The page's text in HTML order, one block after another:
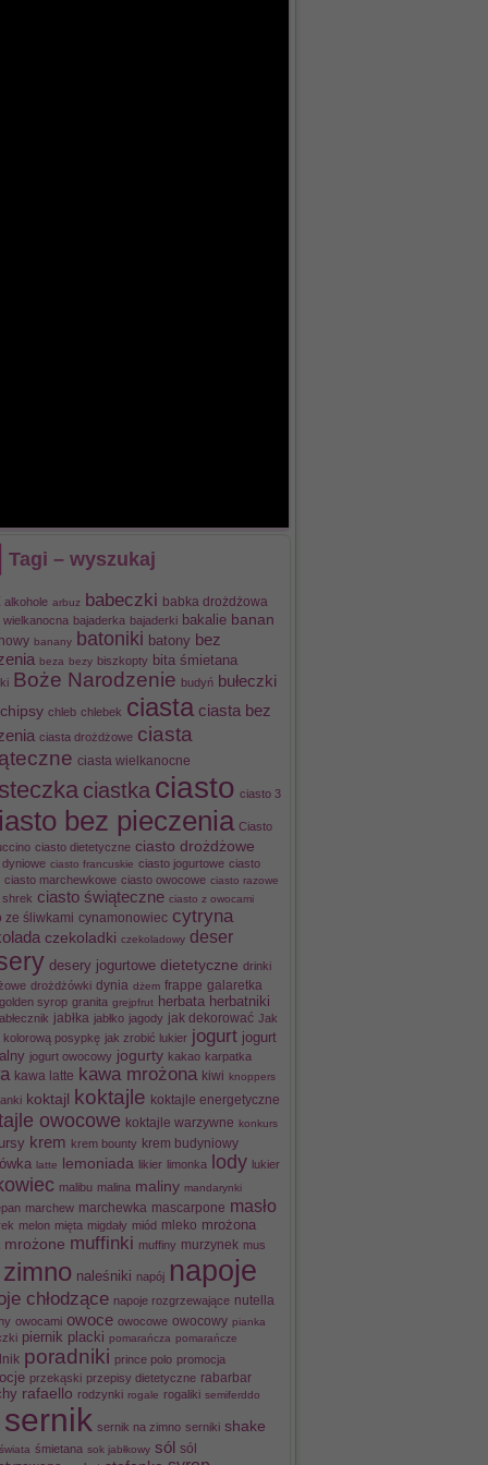
Tagi – wyszukaj
alkohole arbuz babeczki babka drożdżowa
wielkanocna bajaderka bajaderki bakalie banan
banany batoniki batony bez
beza bezy biszkopty bita śmietana
Boże Narodzenie budyń bułeczki
chipsy chleb chlebek ciasta ciasta bez
ciasta drożdżowe ciasta
ciasta wielkanocne
ciastka ciasto ciasto 3
bez pieczenia Ciasto
ciasto dietetyczne ciasto drożdżowe
ciasto francuskie ciasto jogurtowe ciasto
ciasto marchewkowe ciasto owocowe ciasto razowe
ciasto świąteczne ciasto z owocami
ze śliwkami cynamonowiec cytryna
czekoladki czekoladowy deser
desery jogurtowe dietetyczne drinki
drożdżówki dynia dżem frappe galaretka
golden syrop granita grejpfrut herbata herbatniki
jabłka jabłko jagody jak dekorować Jak
kolorową posypkę jak zrobić lukier jogurt jogurt
jogurt owocowy jogurty kakao karpatka
kawa latte kawa mrożona kiwi knoppers
koktajl koktajle koktajle energetyczne
owocowe koktajle warzywne konkurs
krem krem bounty krem budyniowy
latte lemoniada likier limonka lody lukier
malibu malina maliny mandarynki
marchew marchewka mascarpone masło
melon mięta migdały miód mleko mrożona
mrożone muffinki muffiny murzynek mus
naleśniki napój napoje
chłodzące napoje rozgrzewające nutella
owocami owoce owocowe owocowy pianka
piernik placki pomarańcza pomarańcze
poradniki prince polo promocja
przekąski przepisy dietetyczne rabarbar
rafaello rodzynki rogale rogaliki semiferddo
sernik sernik na zimno serniki shake
śmietana sok jabłkowy sól sól